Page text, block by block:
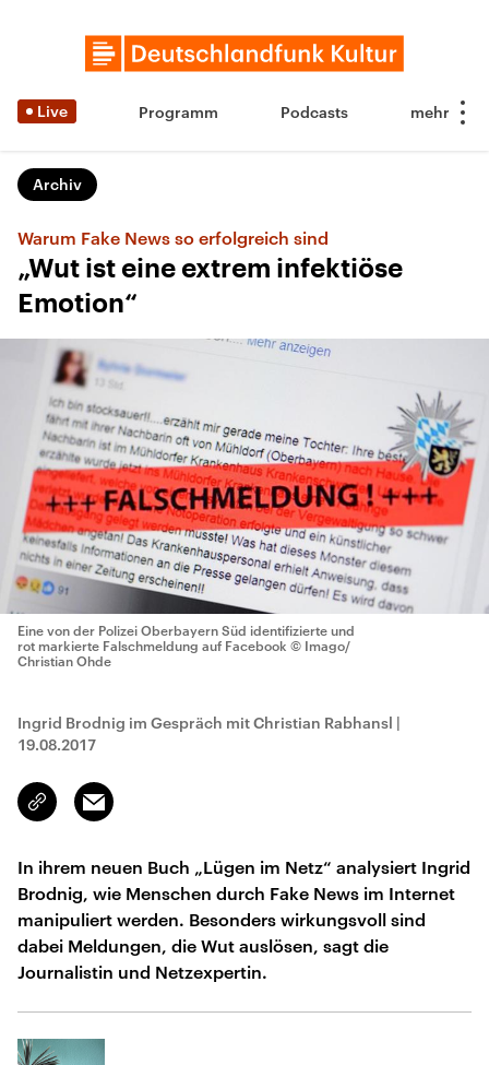
Live Programm Podcasts
Archiv
Warum Fake News so erfolgreich sind
„Wut ist eine extrem infektiöse
Emotion“
Eine von der Polizei Oberbayern Süd identifizierte und
rot markierte Falschmeldung auf Facebook © Imago/
Christian Ohde
Ingrid Brodnig im Gespräch mit Christian Rabhansl |
19.08.2017
Link
kopieren/teilen
Email
In ihrem neuen Buch „Lügen im Netz“ analysiert Ingrid
Brodnig, wie Menschen durch Fake News im Internet
manipuliert werden. Besonders wirkungsvoll sind
dabei Meldungen, die Wut auslösen, sagt die
Journalistin und Netzexpertin.